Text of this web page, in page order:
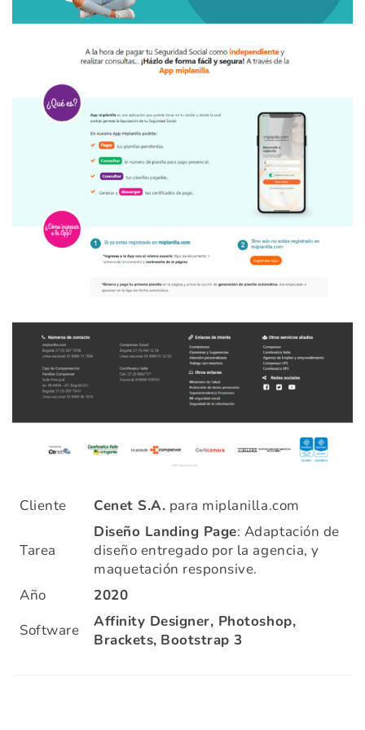
Cliente Cenet S.A. para miplanilla.com
Tarea
Diseño Landing Page: Adaptación de
diseño entregado por la agencia, y
maquetación responsive.
Año
2020
Software
Affinity Designer, Photoshop,
Brackets, Bootstrap 3